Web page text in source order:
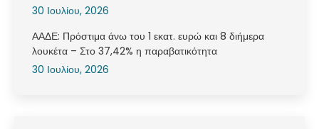
30 Ιουλίου, 2026
ΑΑΔΕ: Πρόστιμα άνω του 1 εκατ. ευρώ και 8 διήμερα
λουκέτα – Στο 37,42% η παραβατικότητα
30 Ιουλίου, 2026